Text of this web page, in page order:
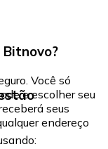
Você só
e escolher seu
seus
endereço